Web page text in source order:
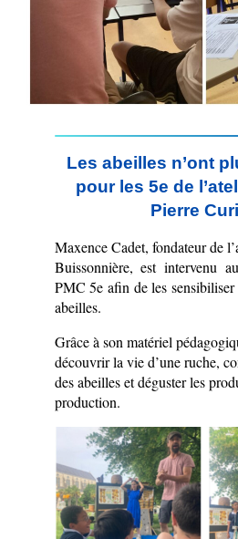
Les abeilles n’ont
pour les 5e de
Pierre
Maxence Cadet, fondateur de
Buissonnière, est intervenu
PMC 5e afin de les sensibiliser
abeilles.
Grâce à son matériel
découvrir la vie d’une ruche,
des abeilles et déguster les
production.